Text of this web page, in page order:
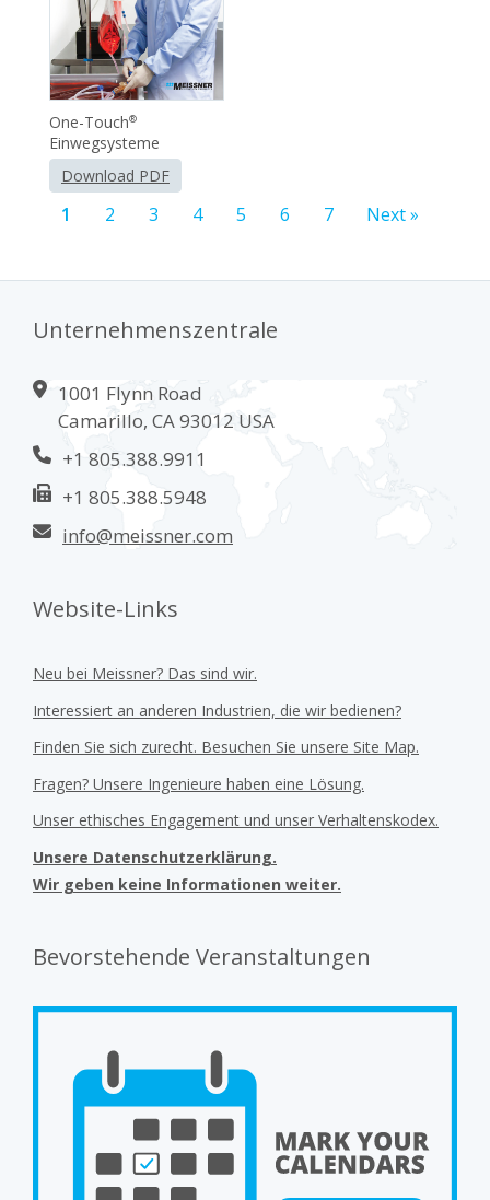
One-Touch®
Einwegsysteme
Download PDF
1 2 3 4 5 6 7 Next »
Unternehmenszentrale
1001 Flynn Road
Camarillo, CA 93012 USA
+1 805.388.9911
+1 805.388.5948
info@meissner.com
Website-Links
Neu bei Meissner? Das sind wir.
Interessiert an anderen Industrien, die wir bedienen?
Finden Sie sich zurecht. Besuchen Sie unsere Site Map.
Fragen? Unsere Ingenieure haben eine Lösung.
Unser ethisches Engagement und unser Verhaltenskodex.
Unsere Datenschutzerklärung.
Wir geben keine Informationen weiter.
Bevorstehende Veranstaltungen